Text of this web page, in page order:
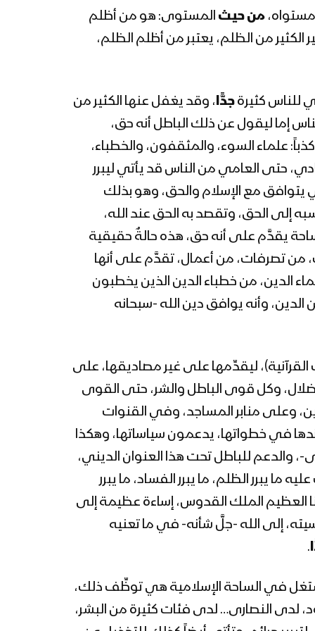
للسيد القائد عبدالملك
بدرالدين الحوثي 4 رمضان
1444هـ
بدرالدين الحوثي 2 رمضان
1444هـ
المحاضرة الرمضانية الأولى
للسيد القائد عبدالملك
بدرالدين الحوثي 1 رمضان
1444هـ
والعشرون للسيد عبدالملك
بدرالدين الحوثي 29 رمضان
1443هـ
المحاضرة الرمضانية السابعة
والعشرون للسيد عبدالملك
بدرالدين الحوثي 28 رمضان
والعشرون للسيد عبدالملك
بدرالدين الحوثي 26 رمضان
1443هـ
المحاضرة الرمضانية الخامسة
والعشرون للسيد عبدالملك
1443هـ
المحاضرة الرمضانية الرابعة
والعشرون للسيد عبدالملك
بدرالدين الحوثي 24 رمضان
1443هـ
بدرالدين الحوثي 23 رمضان
1443هـ
المحاضرة الرمضانية الثانية
من حيث المستوى: هو من أظلم
الكثير من الظلم، يعتبر من أظلم الظلم،
للناس كثيرة جدًّا ، وقد يغفل عنها الكثير من
إما ليقول عن ذلك الباطل أنه حق،
علماء السوء، والمثقفون، والخطباء،
حتى العامي من الناس قد يأتي ليبرر
يتوافق مع الإسلام والحق، وهو بذلك
إلى الحق، وتقصد به الحق عند الله،
يقدَّم على أنه حق، هذه حالةٌ حقيقية
تصرفات، من أعمال، تقدَّم على أنها
الدين، من خطباء الدين الذين يخطبون
وأنه يوافق دين الله -سبحانه
ليقدِّمها على غير مصاديقها، على
وكل قوى الباطل والشر، حتى القوى
دين، وعلى منابر المساجد، وفي القنوات
في خطواتها، يدعمون سياساتها، وهكذا
، والدعم للباطل تحت هذا العنوان الديني،
يبرر الظلم، ما يبرر الفساد، ما يبرر
العظيم الملك القدوس، إساءة عظيمة إلى
إلى الله -جلَّ شأنه- في ما تعنيه
.
في الساحة الإسلامية هي توظِّف ذلك،
لدى النصارى… لدى فئات كثيرة من البشر،